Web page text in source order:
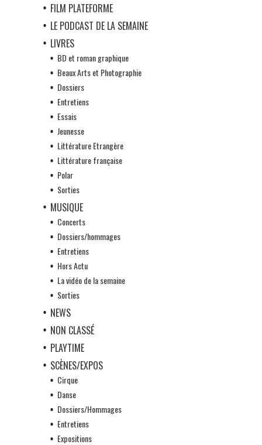
FILM PLATEFORME
LE PODCAST DE LA SEMAINE
LIVRES
BD et roman graphique
Beaux Arts et Photographie
Dossiers
Entretiens
Essais
Jeunesse
Littérature Etrangère
Littérature française
Polar
Sorties
MUSIQUE
Concerts
Dossiers/hommages
Entretiens
Hors Actu
La vidéo de la semaine
Sorties
NEWS
NON CLASSÉ
PLAYTIME
SCÈNES/EXPOS
Cirque
Danse
Dossiers/Hommages
Entretiens
Expositions